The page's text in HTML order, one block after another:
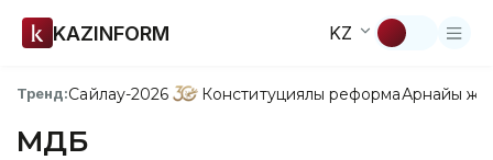
KAZINFORM KZ
Тренд:Сайлау-2026 Конституциялық реформаАрнайы
ҚМДБ